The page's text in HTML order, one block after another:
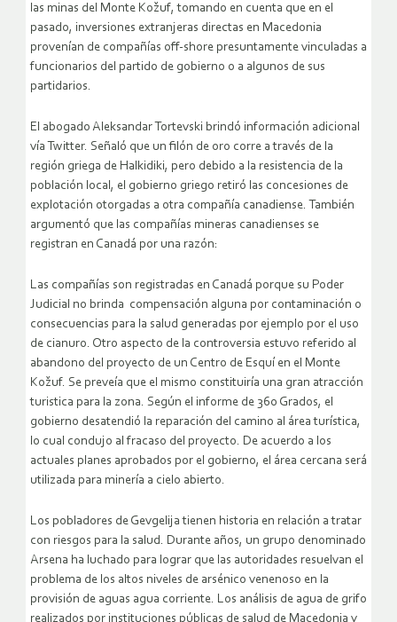
las minas del Monte Kožuf, tomando en cuenta que en el
pasado, inversiones extranjeras directas en Macedonia
provenían de compañías off-shore presuntamente vinculadas a
funcionarios del partido de gobierno o a algunos de sus
partidarios.
El abogado Aleksandar Tortevski brindó información adicional
vía Twitter. Señaló que un filón de oro corre a través de la
región griega de Halkidiki, pero debido a la resistencia de la
población local, el gobierno griego retiró las concesiones de
explotación otorgadas a otra compañía canadiense. También
argumentó que las compañías mineras canadienses se
registran en Canadá por una razón:
Las compañías son registradas en Canadá porque su Poder
Judicial no brinda compensación alguna por contaminación o
consecuencias para la salud generadas por ejemplo por el uso
de cianuro. Otro aspecto de la controversia estuvo referido al
abandono del proyecto de un Centro de Esquí en el Monte
Kožuf. Se preveía que el mismo constituiría una gran atracción
turistica para la zona. Según el informe de 360 Grados, el
gobierno desatendió la reparación del camino al área turística,
lo cual condujo al fracaso del proyecto. De acuerdo a los
actuales planes aprobados por el gobierno, el área cercana será
utilizada para minería a cielo abierto.
Los pobladores de Gevgelija tienen historia en relación a tratar
con riesgos para la salud. Durante años, un grupo denominado
Arsena ha luchado para lograr que las autoridades resuelvan el
problema de los altos niveles de arsénico venenoso en la
provisión de aguas agua corriente. Los análisis de agua de grifo
realizados por instituciones públicas de salud de Macedonia y